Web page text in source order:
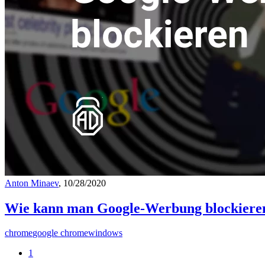
Anton Minaev, 10/28/2020
Wie kann man Google-Werbung
chromegoogle chromewindows
1